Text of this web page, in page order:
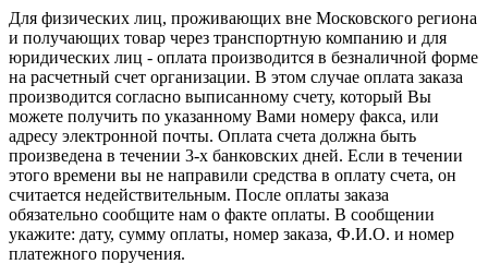
Для физических лиц, проживающих вне Московского региона
и получающих товар через транспортную компанию и для
юридических лиц - оплата производится в безналичной форме
на расчетный счет организации. В этом случае оплата заказа
производится согласно выписанному счету, который Вы
можете получить по указанному Вами номеру факса, или
адресу электронной почты. Оплата счета должна быть
произведена в течении 3-х банковских дней. Если в течении
этого времени вы не направили средства в оплату счета, он
считается недействительным. После оплаты заказа
обязательно сообщите нам о факте оплаты. В сообщении
укажите: дату, сумму оплаты, номер заказа, Ф.И.О. и номер
платежного поручения.